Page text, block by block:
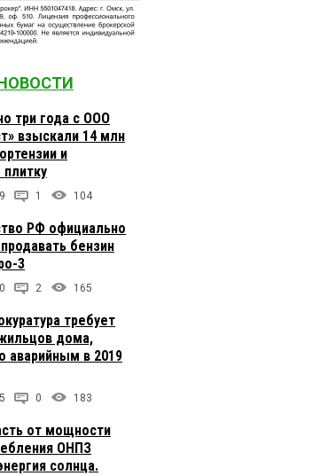
три года с ООО
взыскали 14 млн
и
плитку
1 104
РФ официально
бензин
3
2 165
требует
дома,
аварийным в 2019
0 183
от мощности
ОНПЗ
солнца.